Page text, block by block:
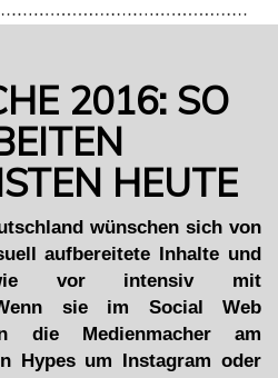
2016: SO
HEUTE
wünschen sich von
aufbereitete Inhalte und
vor intensiv mit
Wenn sie im Social Web
die Medienmacher am
Hypes um Instagram oder